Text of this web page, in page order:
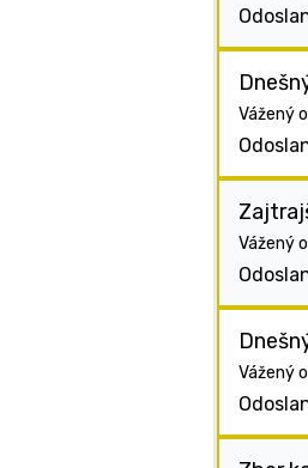
Vážený
Vážený
Vážený